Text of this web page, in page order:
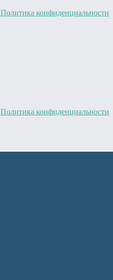
Политика конфиденциальности
Политика конфиденциальности